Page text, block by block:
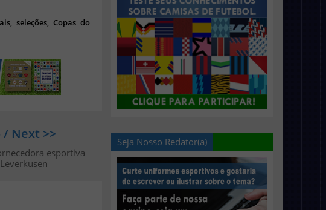
seleções, Copas do
Next >>
esportiva
Seja Nosso Redator(a)